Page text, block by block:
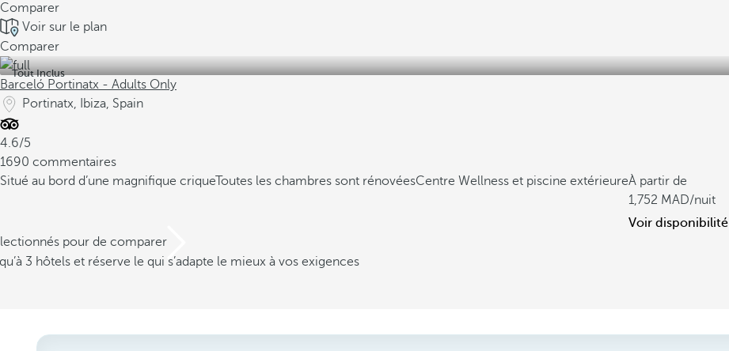
Comparer
Voir sur le plan
Comparer
Tout Inclus
Barceló Portinatx - Adults Only
Portinatx, Ibiza, Spain
4.6/5
1690 commentaires
Situé au bord d’une magnifique criqueToutes les chambres sont rénovéesCentre Wellness et piscine extérieureÀ partir de
1,752
/nuit
Voir disponibilité
pour de comparer
3 hôtels et réserve le qui s’adapte le mieux à vos exigences